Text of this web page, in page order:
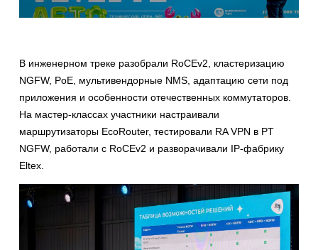
В инженерном треке разобрали RoCEv2, кластеризацию
NGFW, PoE, мультивендорные NMS, адаптацию сети под
приложения и особенности отечественных коммутаторов.
На мастер-классах участники настраивали
маршрутизаторы EcoRouter, тестировали RA VPN в PT
NGFW, работали с RoCEv2 и разворачивали IP-фабрику
Eltex.